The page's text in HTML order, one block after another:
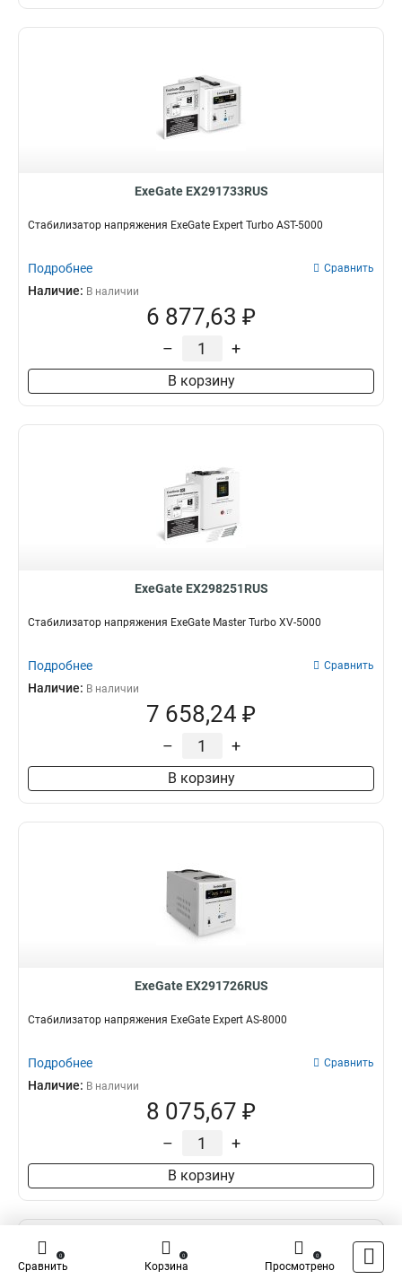
ExeGate EX291733RUS
Стабилизатор напряжения ExeGate Expert Turbo AST-5000
Подробнее Сравнить
Наличие: В наличии
6 877,63 ₽
– +
В корзину
ExeGate EX298251RUS
Стабилизатор напряжения ExeGate Master Turbo XV-5000
Подробнее Сравнить
Наличие: В наличии
7 658,24 ₽
– +
В корзину
ExeGate EX291726RUS
Стабилизатор напряжения ExeGate Expert AS-8000
Подробнее Сравнить
Наличие: В наличии
8 075,67 ₽
– +
В корзину
Сравнить
0
Корзина
0
Просмотрено
0